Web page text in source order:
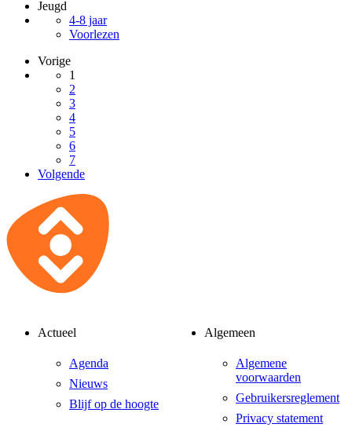
Jeugd
4-8 jaar
Voorlezen
Vorige
1
2
3
4
5
6
7
Volgende
Actueel
Agenda
Nieuws
Blijf op de hoogte
Algemeen
Algemene
voorwaarden
Gebruikersreglement
Privacy statement